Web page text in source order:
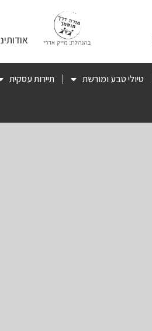
טיולי טבע ומורשת תיירות עסקית